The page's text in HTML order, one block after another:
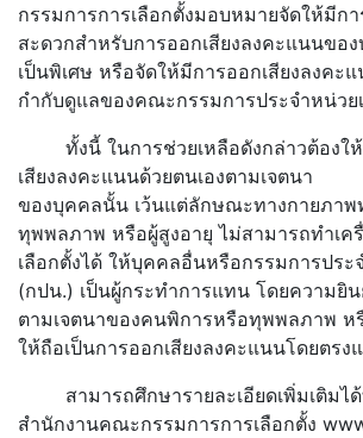
กรรมการการเลือกตั้งมอบหมายจัดให้มีก
สะดวกสำหรับการออกเสียงลงคะแนนขอ
เป็นพิเศษ หรือจัดให้มีการออกเสียงลงคะ
กำกับดูแลของคณะกรรมการประจำหน่วย
ทั้งนี้ ในการช่วยเหลือดังกล่าวต้องใ
เสียงลงคะแนนด้วยตนเองตามเจตนา
ของบุคคลนั้น เว้นแต่ลักษณะทางกายภา
ทุพพลภาพ หรือผู้สูงอายุ ไม่สามารถทำเค
เลือกตั้งได้ ให้บุคคลอื่นหรือกรรมการประ
(กปน.) เป็นผู้กระทำการแทน โดยความยิ
ตามเจตนาของคนพิการหรือทุพพลภาพ ห
ให้ถือเป็นการออกเสียงลงคะแนนโดยตรง
สามารถศึกษารายละเอียดเพิ่มเติมได้
สำนักงานคณะกรรมการการเลือกตั้ง